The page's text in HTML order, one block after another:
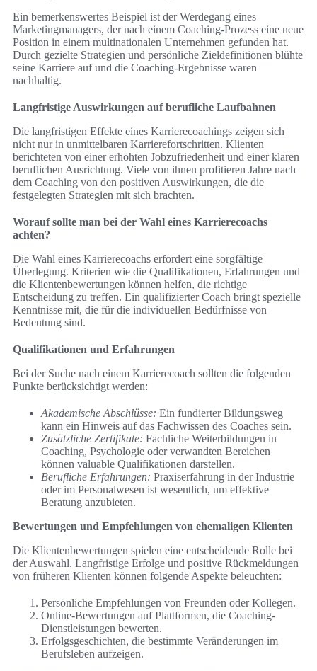
Ein bemerkenswertes Beispiel ist der Werdegang eines
Marketingmanagers, der nach einem Coaching-Prozess eine neue
Position in einem multinationalen Unternehmen gefunden hat.
Durch gezielte Strategien und persönliche Zieldefinitionen blühte
seine Karriere auf und die Coaching-Ergebnisse waren
nachhaltig.
Langfristige Auswirkungen auf berufliche Laufbahnen
Die langfristigen Effekte eines Karrierecoachings zeigen sich
nicht nur in unmittelbaren Karrierefortschritten. Klienten
berichteten von einer erhöhten Jobzufriedenheit und einer klaren
beruflichen Ausrichtung. Viele von ihnen profitieren Jahre nach
dem Coaching von den positiven Auswirkungen, die die
festgelegten Strategien mit sich brachten.
Worauf sollte man bei der Wahl eines Karrierecoachs
achten?
Die Wahl eines Karrierecoachs erfordert eine sorgfältige
Überlegung. Kriterien wie die Qualifikationen, Erfahrungen und
die Klientenbewertungen können helfen, die richtige
Entscheidung zu treffen. Ein qualifizierter Coach bringt spezielle
Kenntnisse mit, die für die individuellen Bedürfnisse von
Bedeutung sind.
Qualifikationen und Erfahrungen
Bei der Suche nach einem Karrierecoach sollten die folgenden
Punkte berücksichtigt werden:
Akademische Abschlüsse: Ein fundierter Bildungsweg
kann ein Hinweis auf das Fachwissen des Coaches sein.
Zusätzliche Zertifikate: Fachliche Weiterbildungen in
Coaching, Psychologie oder verwandten Bereichen
können valuable Qualifikationen darstellen.
Berufliche Erfahrungen: Praxiserfahrung in der Industrie
oder im Personalwesen ist wesentlich, um effektive
Beratung anzubieten.
Bewertungen und Empfehlungen von ehemaligen Klienten
Die Klientenbewertungen spielen eine entscheidende Rolle bei
der Auswahl. Langfristige Erfolge und positive Rückmeldungen
von früheren Klienten können folgende Aspekte beleuchten:
Persönliche Empfehlungen von Freunden oder Kollegen.
Online-Bewertungen auf Plattformen, die Coaching-
Dienstleistungen bewerten.
Erfolgsgeschichten, die bestimmte Veränderungen im
Berufsleben aufzeigen.